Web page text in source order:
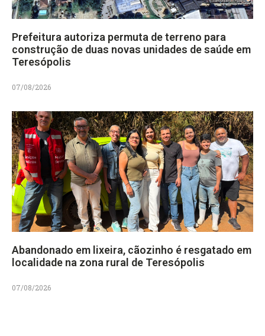
Prefeitura autoriza permuta de terreno para
construção de duas novas unidades de saúde em
Teresópolis
07/08/2026
Abandonado em lixeira, cãozinho é resgatado em
localidade na zona rural de Teresópolis
07/08/2026